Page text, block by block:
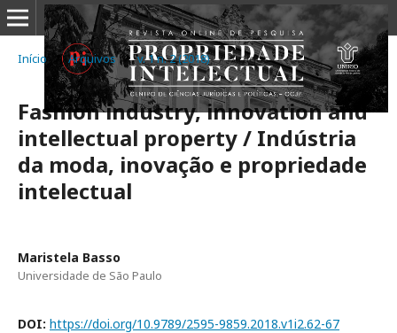
Início / Arquivos / v. 1 n. 2 (2018) / Artigos
Fashion industry, innovation and
intellectual property / Indústria
da moda, inovação e propriedade
intelectual
Maristela Basso
Universidade de São Paulo
DOI: https://doi.org/10.9789/2595-9859.2018.v1i2.62-67